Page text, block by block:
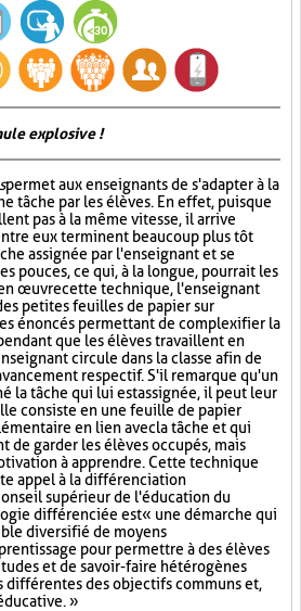
explosive !
permet aux enseignants de s'adapter à la
tâche par les élèves. En effet, puisque
pas à la même vitesse, il arrive
eux terminent beaucoup plus tôt
assignée par l'enseignant et se
pouces, ce qui, à la longue, pourrait les
œuvre cette technique, l'enseignant
petites feuilles de papier sur
énoncés permettant de complexifier la
que les élèves travaillent en
circule dans la classe afin de
respectif. S'il remarque qu'un
la tâche qui lui est assignée, il peut leur
consiste en une feuille de papier
en lien avec la tâche et qui
de garder les élèves occupés, mais
à apprendre. Cette technique
appel à la différenciation
supérieur de l'éducation du
différenciée est « une démarche qui
diversifié de moyens
pour permettre à des élèves
et de savoir-faire hétérogènes
différentes des objectifs communs et,
»